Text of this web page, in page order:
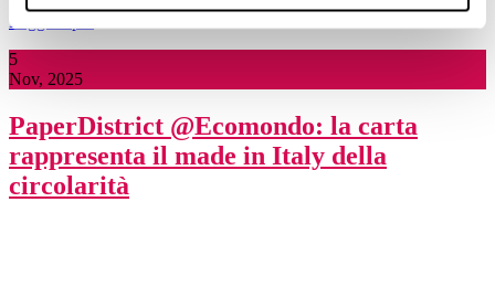
Leggi di più
5
Nov, 2025
PaperDistrict @Ecomondo: la carta
rappresenta il made in Italy della
circolarità